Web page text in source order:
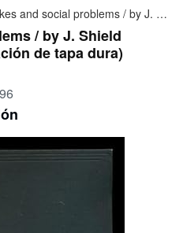
Strikes and social problems / by J. Shield Nicholson
/ by J. Shield
de tapa dura)